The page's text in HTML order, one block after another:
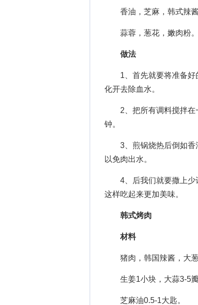
香油，芝麻，韩式辣酱
蒜蓉，葱花，嫩肉粉。
做法
1、首先就要将准备好
化开去除血水。
2、把所有调料搅拌在
钟。
3、煎锅烧热后倒如香油
以免肉出水。
4、后我们就要撒上少许
这样吃起来更加美味。
韩式烤肉
材料
猪肉，韩国辣酱，大葱
生姜1小块，大蒜3-5瓣
芝麻油0.5-1大匙。